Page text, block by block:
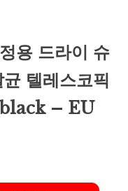
용 드라이 슈
텔레스코픽
black – EU